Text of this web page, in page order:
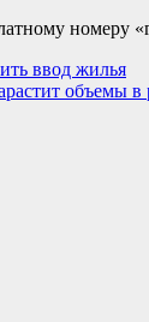
номеру
ввод жилья
объемы в